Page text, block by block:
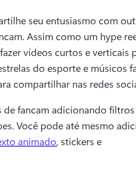
seu entusiasmo com
Assim como um hype
vídeos curtos e verticais
do esporte e músicos
compartilhar nas redes
de fancam adicionando
Você pode até mesmo
animado, stickers e